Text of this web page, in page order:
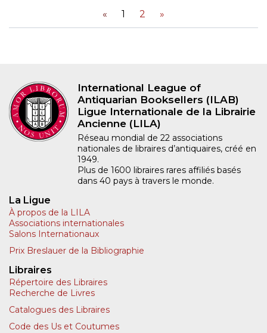
«
1 2 »
International League of
Antiquarian Booksellers (ILAB)
Ligue Internationale de la Librairie
Ancienne (LILA)
Réseau mondial de 22 associations
nationales de libraires d’antiquaires, créé en
1949.
Plus de 1600 libraires rares affiliés basés
dans 40 pays à travers le monde.
La Ligue
À propos de la LILA
Associations internationales
Salons Internationaux
Prix Breslauer de la Bibliographie
Libraires
Répertoire des Libraires
Recherche de Livres
Catalogues des Libraires
Code des Us et Coutumes